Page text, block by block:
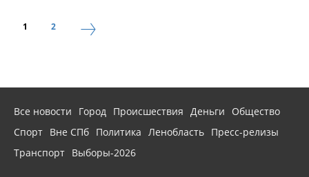
1 2
Все новости Город Происшествия Деньги
Общество
Спорт Вне СПб Политика Ленобласть Пресс-релизы
Транспорт Выборы-2026